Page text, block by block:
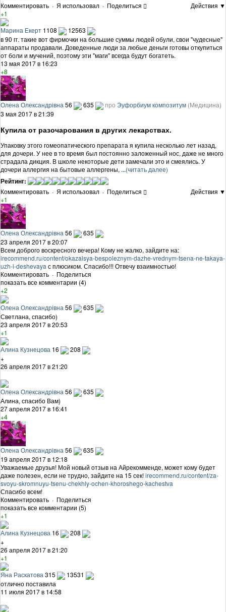
Комментировать · Я использовал · Поделиться
Действия ▼
+1
Марина Екерт 1108
12563
в 90 гг. такие вот фирмочки на большие суммы людей обули, свои "чудесные"
аппараты продавали. Доведенные люди за любые деньги готовы откупиться
от боли и мучений, поэтому эти "маги" всегда будут богатеть.
13 мая 2017 в 16:23
+8
Олена Олександрівна 56 635 про Эуфорбиум композитум (Медицина)
3 мая 2017 в 21:39
Купила от разочарования в других лекарствах.
Упаковку этого гомеопатического препарата я купила несколько лет назад,
для дочери. У нее в то время был постоянно заложенный нос, даже не много
страдала дикция. В школе некоторые дети замечали это и смеялись. У
дочери аллергия на бытовые аллергены, ...(читать далее)
Рейтинг:
Комментировать · Я использовал · Поделиться
Действия ▼
+1
Олена Олександрівна 56
635
23 апреля 2017 в 20:07
Всем доброго воскресного вечера! Кому не жалко, зайдите на:
irecommend.ru/content/okazalsya-bespoleznym-dazhe-vrednym-tsena-ne-takaya-
uzh-i-deshevaya с плюсиком. Спасибо!!! Отвечу взаимностью!
Комментировать · Поделиться
показать все комментарии (4)
+2
Олена Олександрівна 56
635
Светлана, спасибо)
23 апреля 2017 в 20:53
+1
Алина Кузнецова 16
208
+
26 апреля 2017 в 21:20
Олена Олександрівна 56
635
Алина, спасибо Вам)
27 апреля 2017 в 16:41
+4
Олена Олександрівна 56
635
19 апреля 2017 в 12:18
Уважаемые друзья! Мой новый отзыв на Айрекомменде, может кому будет
даже полезен, если не трудно, зайдите на 15 сек!irecommend.ru/content/za-
svoyu-skromnuyu-tsenu-chekhly-ochen-khoroshego-kachestva
Спасибо всем!
Комментировать · Поделиться
показать все комментарии (5)
+1
Алина Кузнецова 16
208
+
26 апреля 2017 в 21:20
+1
Яна Раскатова315
13531
отлично поставила
11 июля 2017 в 14:58